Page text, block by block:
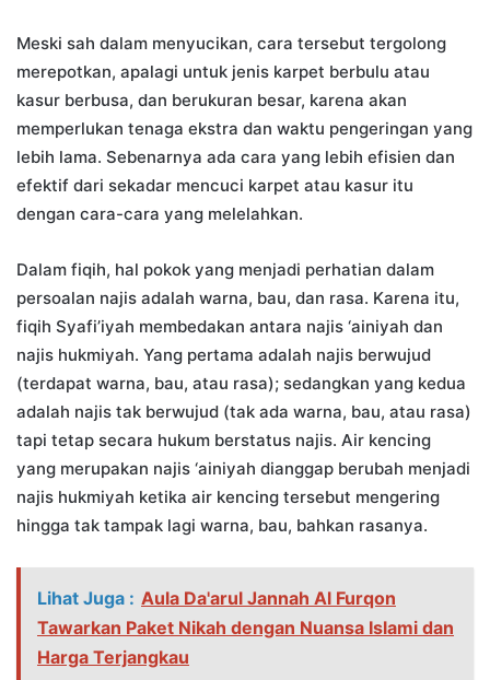
Meski sah dalam menyucikan, cara tersebut tergolong
merepotkan, apalagi untuk jenis karpet berbulu atau
kasur berbusa, dan berukuran besar, karena akan
memperlukan tenaga ekstra dan waktu pengeringan yang
lebih lama. Sebenarnya ada cara yang lebih efisien dan
efektif dari sekadar mencuci karpet atau kasur itu
dengan cara-cara yang melelahkan.
Dalam fiqih, hal pokok yang menjadi perhatian dalam
persoalan najis adalah warna, bau, dan rasa. Karena itu,
fiqih Syafi’iyah membedakan antara najis ‘ainiyah dan
najis hukmiyah. Yang pertama adalah najis berwujud
(terdapat warna, bau, atau rasa); sedangkan yang kedua
adalah najis tak berwujud (tak ada warna, bau, atau rasa)
tapi tetap secara hukum berstatus najis. Air kencing
yang merupakan najis ‘ainiyah dianggap berubah menjadi
najis hukmiyah ketika air kencing tersebut mengering
hingga tak tampak lagi warna, bau, bahkan rasanya.
Lihat Juga : Aula Da'arul Jannah Al Furqon
Tawarkan Paket Nikah dengan Nuansa Islami dan
Harga Terjangkau